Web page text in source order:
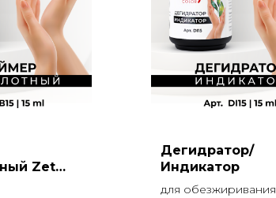
Zet
Дегидратор/
Индикатор
для обезжиривания